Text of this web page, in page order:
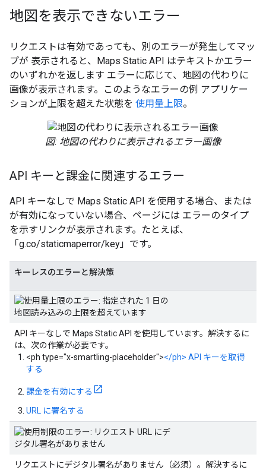
地図を表示できないエラー
リクエストは有効であっても、別のエラーが発生してマッ
プが 表示されると、Maps Static API はテキストかエラー
のいずれかを返します エラーに応じて、地図の代わりに
画像が表示されます。このようなエラーの例 アプリケー
ションが上限を超えた状態を 使用量上限。
図: 地図の代わりに表示されるエラー画像
API キーと課金に関連するエラー
API キーなしで Maps Static API を使用する場合、または
が有効になっていない場合、ページには エラーのタイプ
を示すリンクが表示されます。たとえば、
「g.co/staticmaperror/key」です。
キーレスのエラーと解決策
API キーなしで Maps Static API を使用しています。解決するに
は、次の作業が必要です。
<ph type="x-smartling-placeholder"></ph> API キーを取得
する
課金を有効にする
URL に署名する
リクエストにデジタル署名がありません（必須）。解決するに